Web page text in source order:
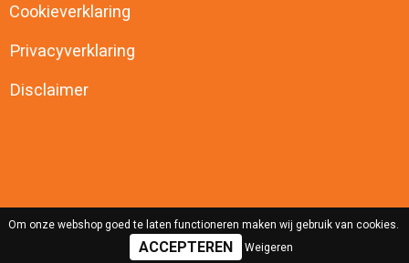
Cookieverklaring
Privacyverklaring
Disclaimer
Om onze webshop goed te laten functioneren maken wij gebruik van cookies.
Weigeren